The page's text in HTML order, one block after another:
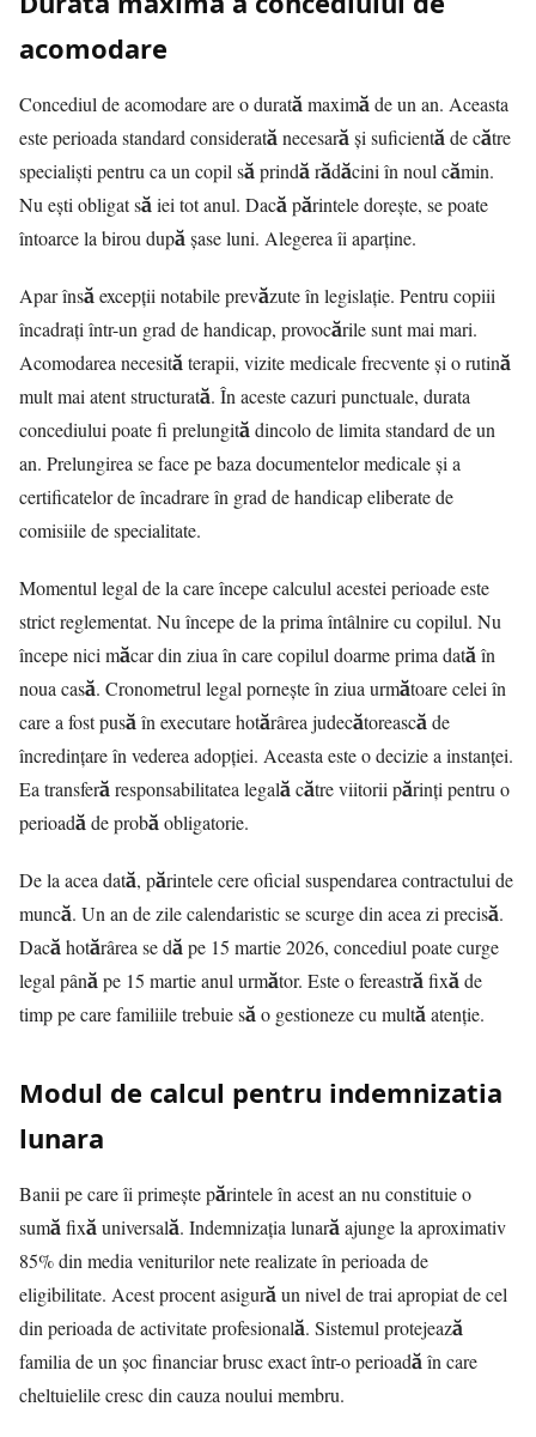
acomodare
Concediul de acomodare are o durată maximă de un an. Aceasta
este perioada standard considerată necesară și suficientă de către
specialiști pentru ca un copil să prindă rădăcini în noul cămin.
Nu ești obligat să iei tot anul. Dacă părintele dorește, se poate
întoarce la birou după șase luni. Alegerea îi aparține.
Apar însă excepții notabile prevăzute în legislație. Pentru copiii
încadrați într-un grad de handicap, provocările sunt mai mari.
Acomodarea necesită terapii, vizite medicale frecvente și o rutină
mult mai atent structurată. În aceste cazuri punctuale, durata
concediului poate fi prelungită dincolo de limita standard de un
an. Prelungirea se face pe baza documentelor medicale și a
certificatelor de încadrare în grad de handicap eliberate de
comisiile de specialitate.
Momentul legal de la care începe calculul acestei perioade este
strict reglementat. Nu începe de la prima întâlnire cu copilul. Nu
începe nici măcar din ziua în care copilul doarme prima dată în
noua casă. Cronometrul legal pornește în ziua următoare celei în
care a fost pusă în executare hotărârea judecătorească de
încredințare în vederea adopției. Aceasta este o decizie a instanței.
Ea transferă responsabilitatea legală către viitorii părinți pentru o
perioadă de probă obligatorie.
De la acea dată, părintele cere oficial suspendarea contractului de
muncă. Un an de zile calendaristic se scurge din acea zi precisă.
Dacă hotărârea se dă pe 15 martie 2026, concediul poate curge
legal până pe 15 martie anul următor. Este o fereastră fixă de
timp pe care familiile trebuie să o gestioneze cu multă atenție.
Modul de calcul pentru indemnizatia
lunara
Banii pe care îi primește părintele în acest an nu constituie o
sumă fixă universală. Indemnizația lunară ajunge la aproximativ
85% din media veniturilor nete realizate în perioada de
eligibilitate. Acest procent asigură un nivel de trai apropiat de cel
din perioada de activitate profesională. Sistemul protejează
familia de un șoc financiar brusc exact într-o perioadă în care
cheltuielile cresc din cauza noului membru.